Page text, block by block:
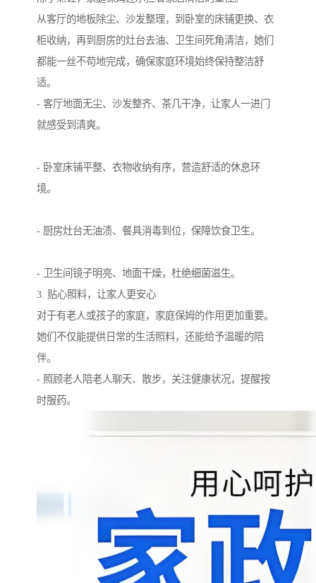
从客厅的地板除尘、沙发整理，到卧室的床铺更换、衣
柜收纳，再到厨房的灶台去油、卫生间死角清洁，她们
都能一丝不苟地完成，确保家庭环境始终保持整洁舒
适。
- 客厅地面无尘、沙发整齐、茶几干净，让家人一进门
就感受到清爽。
- 卧室床铺平整、衣物收纳有序，营造舒适的休息环
境。
- 厨房灶台无油渍、餐具消毒到位，保障饮食卫生。
- 卫生间镜子明亮、地面干燥，杜绝细菌滋生。
3. 贴心照料，让家人更安心
对于有老人或孩子的家庭，家庭保姆的作用更加重要。
她们不仅能提供日常的生活照料，还能给予温暖的陪
伴。
- 照顾老人陪老人聊天、散步，关注健康状况，提醒按
时服药。